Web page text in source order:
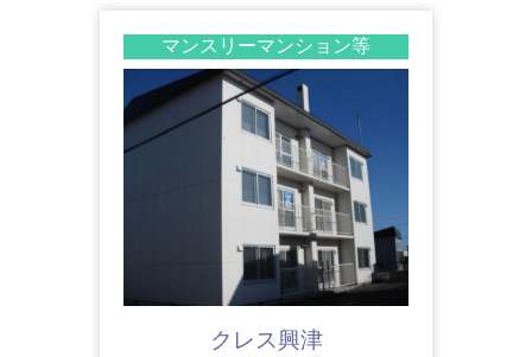
マンスリーマンション等
クレス興津